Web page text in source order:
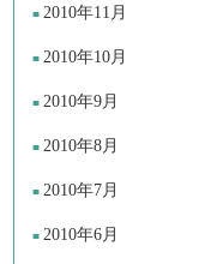
2010年11月
2010年10月
2010年9月
2010年8月
2010年7月
2010年6月